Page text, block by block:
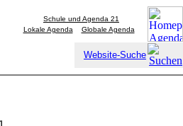
Schule und Agenda 21
Lokale Agenda
Globale Agenda
Website-Suche